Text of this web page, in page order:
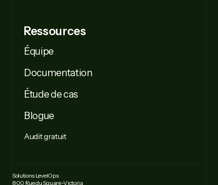
Ressources
Équipe
Documentation
Étude de cas
Blogue
Audit gratuit
Solutions LevelOps
800 Rue du Square-Victoria